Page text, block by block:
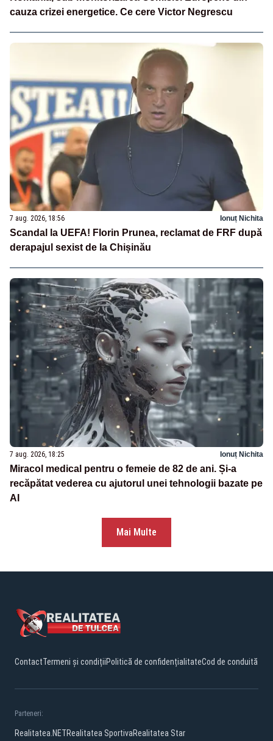
cauza crizei energetice. Ce cere Victor Negrescu
7 aug. 2026, 18:56 Ionuț Nichita
Scandal la UEFA! Florin Prunea, reclamat de FRF după
derapajul sexist de la Chișinău
7 aug. 2026, 18:25 Ionuț Nichita
Miracol medical pentru o femeie de 82 de ani. Și-a
recăpătat vederea cu ajutorul unei tehnologii bazate pe
AI
Mai Multe
ContactTermeni și condițiiPolitică de confidențialitateCod de conduită
Parteneri:
Realitatea.NETRealitatea SportivaRealitatea Star